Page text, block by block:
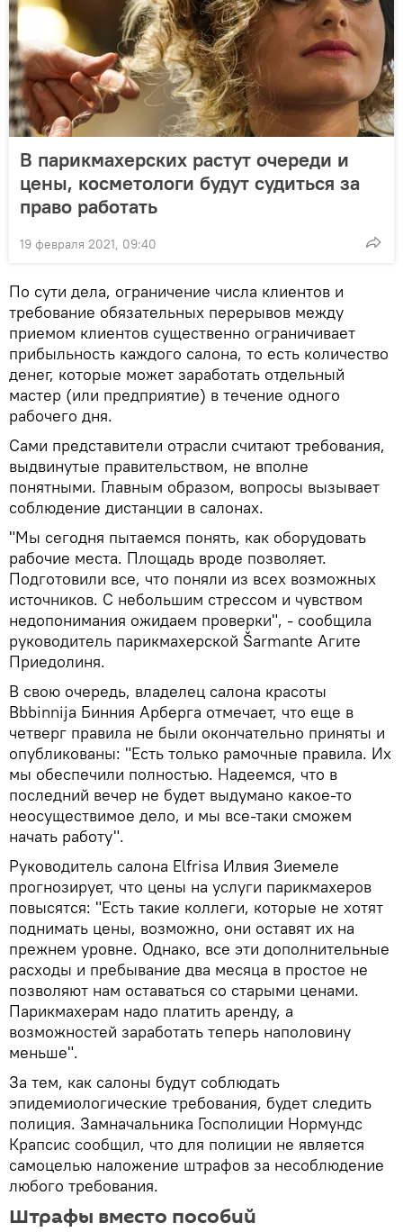
В парикмахерских растут очереди и
цены, косметологи будут судиться за
право работать
19 февраля 2021, 09:40
По сути дела, ограничение числа клиентов и
требование обязательных перерывов между
приемом клиентов существенно ограничивает
прибыльность каждого салона, то есть количество
денег, которые может заработать отдельный
мастер (или предприятие) в течение одного
рабочего дня.
Сами представители отрасли считают требования,
выдвинутые правительством, не вполне
понятными. Главным образом, вопросы вызывает
соблюдение дистанции в салонах.
"Мы сегодня пытаемся понять, как оборудовать
рабочие места. Площадь вроде позволяет.
Подготовили все, что поняли из всех возможных
источников. С небольшим стрессом и чувством
недопонимания ожидаем проверки", - сообщила
руководитель парикмахерской Šarmante Агите
Приедолиня.
В свою очередь, владелец салона красоты
Bbbinnija Бинния Арберга отмечает, что еще в
четверг правила не были окончательно приняты и
опубликованы: "Есть только рамочные правила. Их
мы обеспечили полностью. Надеемся, что в
последний вечер не будет выдумано какое-то
неосуществимое дело, и мы все-таки сможем
начать работу".
Руководитель салона Elfrisa Илвия Зиемеле
прогнозирует, что цены на услуги парикмахеров
повысятся: "Есть такие коллеги, которые не хотят
поднимать цены, возможно, они оставят их на
прежнем уровне. Однако, все эти дополнительные
расходы и пребывание два месяца в простое не
позволяют нам оставаться со старыми ценами.
Парикмахерам надо платить аренду, а
возможностей заработать теперь наполовину
меньше".
За тем, как салоны будут соблюдать
эпидемиологические требования, будет следить
полиция. Замначальника Госполиции Нормундс
Крапсис сообщил, что для полиции не является
самоцелью наложение штрафов за несоблюдение
любого требования.
Штрафы вместо пособий